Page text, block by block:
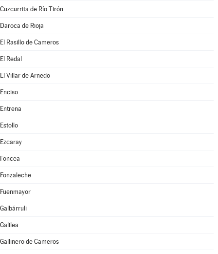
Cuzcurrita de Río Tirón
Daroca de Rioja
El Rasillo de Cameros
El Redal
El Villar de Arnedo
Enciso
Entrena
Estollo
Ezcaray
Foncea
Fonzaleche
Fuenmayor
Galbárruli
Galilea
Gallinero de Cameros